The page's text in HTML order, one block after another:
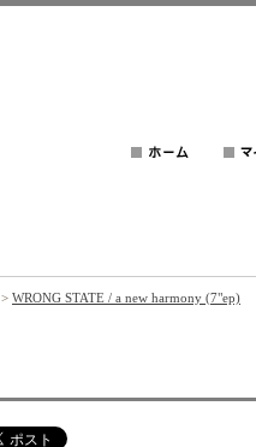
> WRONG STATE / a new harmony (7"ep)